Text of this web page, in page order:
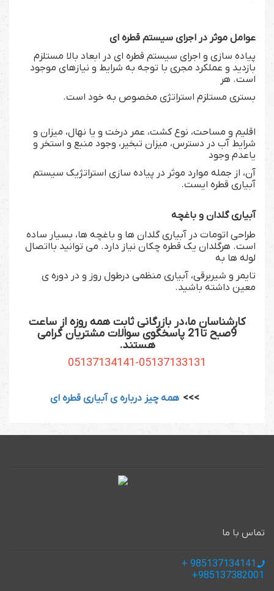
عوامل موثر در اجرای سیستم قطره ای
پیاده سازی و اجرای سیستم قطره ای در ابعاد بالا مستلزم
بازدید و عملکرد مجری با توجه به شرایط و نیازهای موجود
است. هر
بستری مستلزم استراتژی مخصوص به خود است.
اقلیم و مساحت، نوع کشت، عمر درخت و یا نهال، میزان و
شرایط آب در دسترس، میزان تبخیر، وجود منبع و استخر و
یاعدم وجود
آن، از جمله موارد موثر در پیاده سازی استراتژیک سیستم
آبیاری قطره ایست.
آبیاری گلدان و باغچه
طراحی اتومات در آبیاری گلدان ها و باغچه ها، بسیار ساده
است. هرگلدان یک قطره چکان نیاز دارد. می توانید بااتصال
لوله ها به
تایمر و شیربرقی، آبیاری منظمی درطول روز و در دوره ی
معین داشته باشید.
کارشناسان ما، در بازرگانی ثابت همه روزه از ساعت
9صبح تا21 پاسخگوی سوالات مشتریان گرامی
هستند.
05137134141-05137133131
>>> همه چیز درباره ی آبیاری قطره ای
تماس با ما